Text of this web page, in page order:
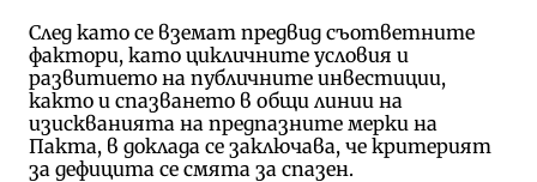
След като се вземат предвид съответните
фактори, като цикличните условия и
развитието на публичните инвестиции,
както и спазването в общи линии на
изискванията на предпазните мерки на
Пакта, в доклада се заключава, че критерият
за дефицита се смята за спазен.